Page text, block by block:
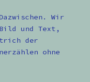
Wir
und Text,
der
ohne